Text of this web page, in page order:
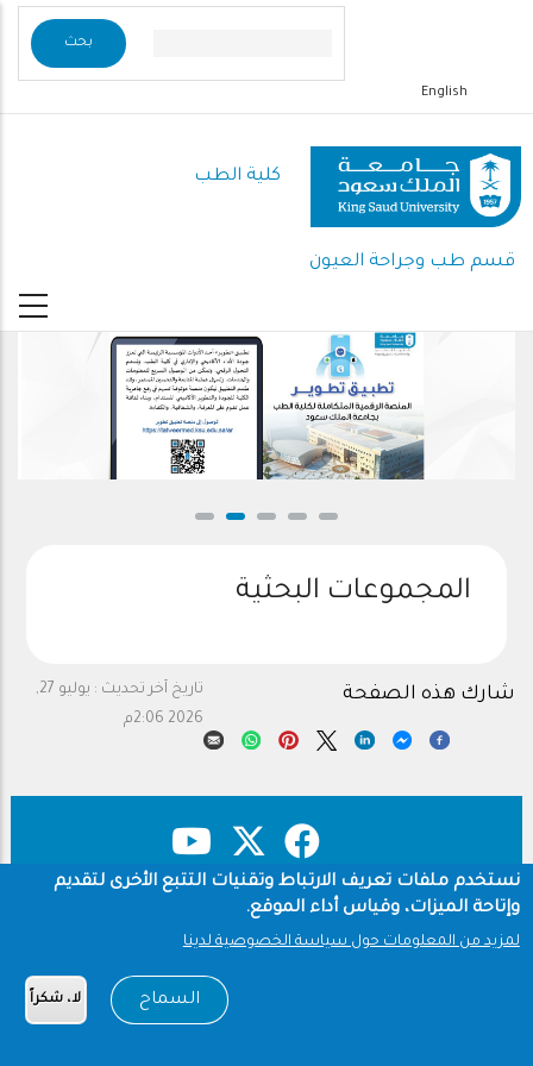
English
كلية الطب
قسم طب وجراحة العيون
المجموعات البحثية
تاريخ آخر تحديث :
يوليو 27,
2026 2:06م
شارك هذه الصفحة
Footer حقوق النشر
سياسة الخصوصية
شروط الاستخدام
نستخدم ملفات تعريف الارتباط وتقنيات التتبع الأخرى لتقديم
وإتاحة الميزات، وقياس أداء الموقع.
لمزيد من المعلومات حول سياسة الخصوصية لدينا
السماح لا، شكراً